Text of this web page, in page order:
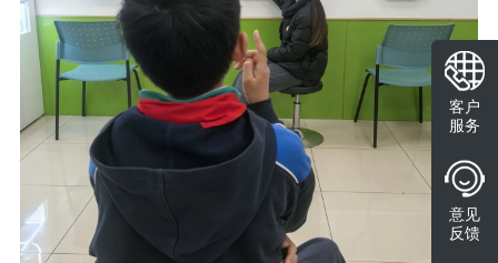
客户
服务
意见
反馈